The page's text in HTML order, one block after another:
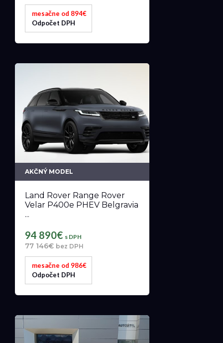
mesačne od 894€
Odpočet DPH
AKČNÝ MODEL
Land Rover Range Rover
Velar P400e PHEV Belgravia
...
94 890€ s DPH
77 146€ bez DPH
mesačne od 986€
Odpočet DPH